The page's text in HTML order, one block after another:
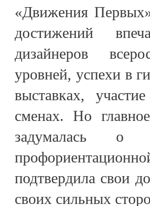
«Движения
достижений
дизайнеров
уровней, успехи в
выставках,
сменах. Но
задумалась о
подтвердила свои
своих сильных